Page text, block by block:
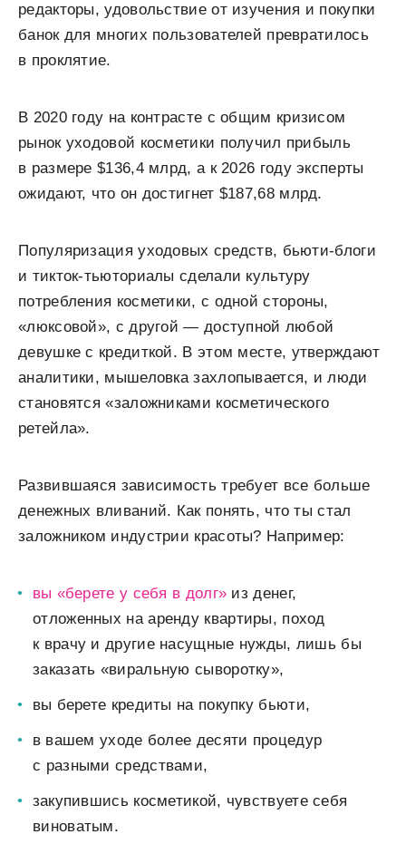
редакторы, удовольствие от изучения и покупки
банок для многих пользователей превратилось
в проклятие.
В 2020 году на контрасте с общим кризисом
рынок уходовой косметики получил прибыль
в размере $136,4 млрд, а к 2026 году эксперты
ожидают, что он достигнет $187,68 млрд.
Популяризация уходовых средств, бьюти-блоги
и тикток-тьюториалы сделали культуру
потребления косметики, с одной стороны,
«люксовой», с другой — доступной любой
девушке с кредиткой. В этом месте, утверждают
аналитики, мышеловка захлопывается, и люди
становятся «заложниками косметического
ретейла».
Развившаяся зависимость требует все больше
денежных вливаний. Как понять, что ты стал
заложником индустрии красоты? Например:
вы «берете у себя в долг» из денег,
отложенных на аренду квартиры, поход
к врачу и другие насущные нужды, лишь бы
заказать «виральную сыворотку»,
вы берете кредиты на покупку бьюти,
в вашем уходе более десяти процедур
с разными средствами,
закупившись косметикой, чувствуете себя
виноватым.